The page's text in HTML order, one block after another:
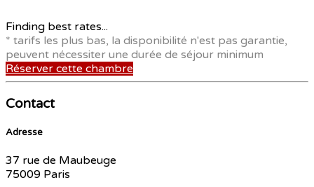
Finding best rates...
* tarifs les plus bas, la disponibilité n'est pas garantie,
peuvent nécessiter une durée de séjour minimum
Réserver cette chambre
Contact
Adresse
37 rue de Maubeuge
75009 Paris